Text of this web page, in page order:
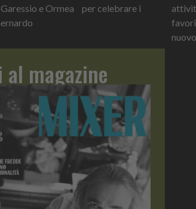
e Ormea per celebrare i
magazine